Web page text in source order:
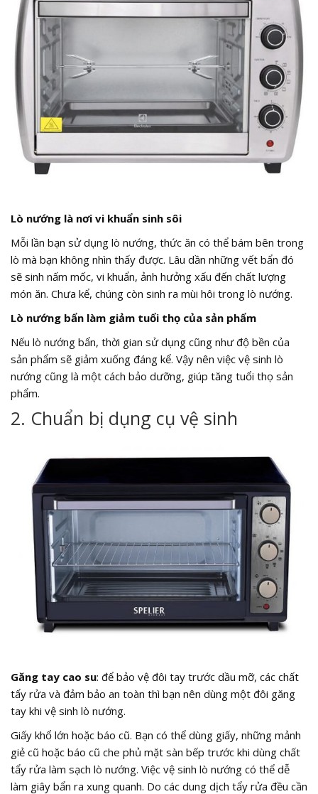
Lò nướng là nơi vi khuẩn sinh sôi
Mỗi lần bạn sử dụng lò nướng, thức ăn có thể bám bên trong
lò mà bạn không nhìn thấy được. Lâu dần những vết bẩn đó
sẽ sinh nấm mốc, vi khuẩn, ảnh hưởng xấu đến chất lượng
món ăn. Chưa kể, chúng còn sinh ra mùi hôi trong lò nướng.
Lò nướng bẩn làm giảm tuổi thọ của sản phẩm
Nếu lò nướng bẩn, thời gian sử dụng cũng như độ bền của
sản phẩm sẽ giảm xuống đáng kể. Vậy nên việc vệ sinh lò
nướng cũng là một cách bảo dưỡng, giúp tăng tuổi thọ sản
phẩm.
2. Chuẩn bị dụng cụ vệ sinh
Găng tay cao su: để bảo vệ đôi tay trước dầu mỡ, các chất
tẩy rửa và đảm bảo an toàn thì bạn nên dùng một đôi găng
tay khi vệ sinh lò nướng.
Giấy khổ lớn hoặc báo cũ. Bạn có thể dùng giấy, những mảnh
giẻ cũ hoặc báo cũ che phủ mặt sàn bếp trước khi dùng chất
tẩy rửa làm sạch lò nướng. Việc vệ sinh lò nướng có thể dễ
làm giây bẩn ra xung quanh. Do các dung dịch tẩy rửa đều cần